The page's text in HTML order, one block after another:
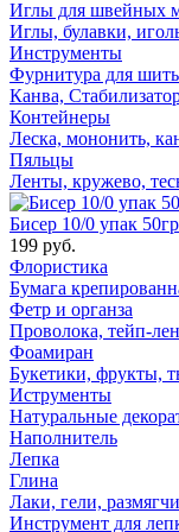
Иглы для швейных
Иглы, булавки,
Инструменты
Фурнитура для
Канва,
Контейнеры
Леска, мононить,
Пяльцы
Ленты, кружево,
Бисер 10/0 упак
199 руб.
Флористика
Бумага
Фетр и органза
Проволока, тейп-
Фоамиран
Букетики, фрукты,
Иструменты
Натуральные
Наполнитель
Лепка
Глина
Лаки, гели,
Инструмент для